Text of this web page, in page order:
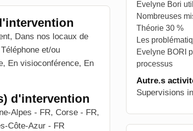
Dans nos locaux de
et/ou
En visioconférence, En
d'intervention
Alpes - FR, Corse - FR,
Côte-Azur - FR
Evelyne Bori
Nombreuses
Théorie 30 %
Les
Evelyne BORI
processus
Autre.s
Supervisions